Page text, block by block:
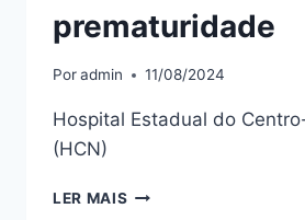
prematuridade
Poradmin 11/08/2024
Hospital Estadual do
(HCN)
LER MAIS